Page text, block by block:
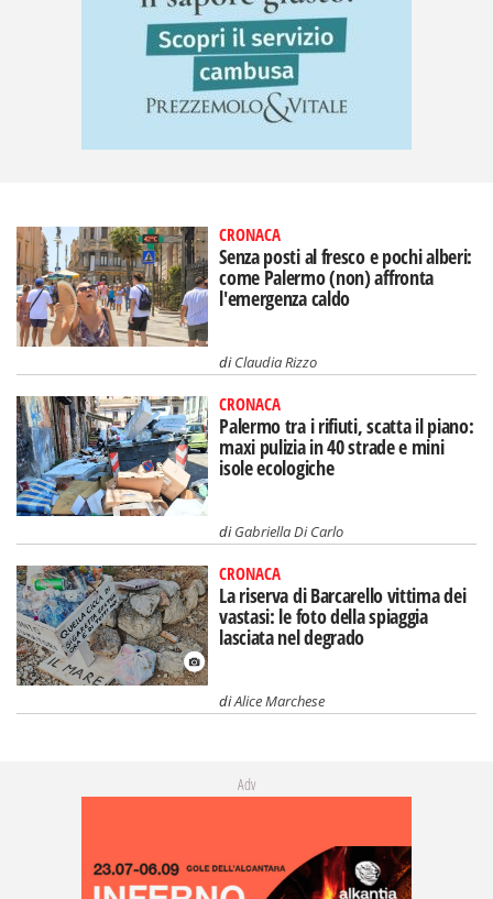
CRONACA
Senza posti al fresco e pochi alberi:
come Palermo (non) affronta
l'emergenza caldo
diClaudia Rizzo
CRONACA
Palermo tra i rifiuti, scatta il piano:
maxi pulizia in 40 strade e mini
isole ecologiche
diGabriella Di Carlo
CRONACA
La riserva di Barcarello vittima dei
vastasi: le foto della spiaggia
lasciata nel degrado
diAlice Marchese
Adv